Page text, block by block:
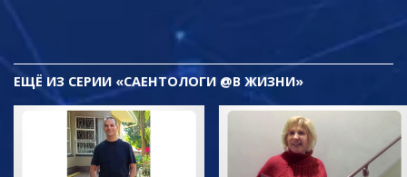
ЕЩЁ ИЗ СЕРИИ «САЕНТОЛОГИ @В ЖИЗНИ»